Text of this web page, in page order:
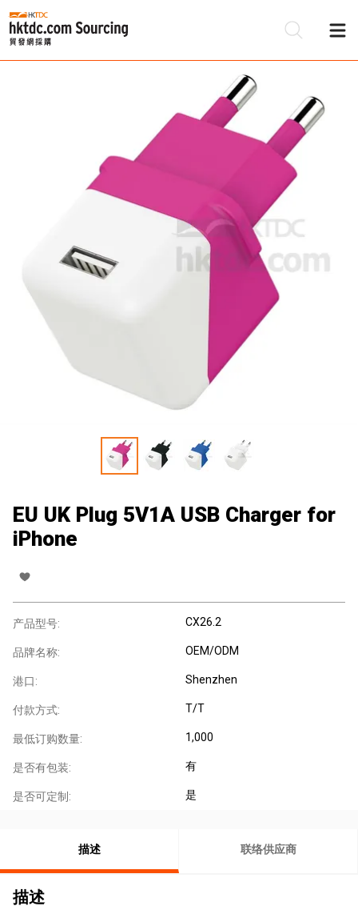
EU UK Plug 5V1A USB Charger for
iPhone
产品型号: CX26.2
品牌名称: OEM/ODM
港口: Shenzhen
付款方式: T/T
最低订购数量: 1,000
是否有包装: 有
是否可定制: 是
描述 联络供应商
描述